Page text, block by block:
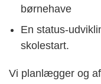
børnehave
En status-
skolestart.
Vi planlægger og